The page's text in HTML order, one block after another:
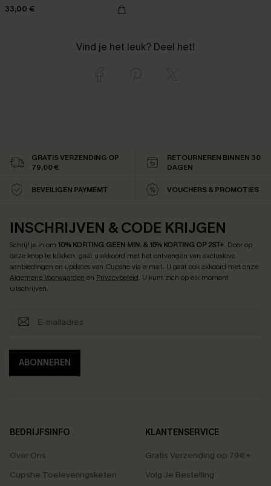
33,00 €
Vind je het leuk? Deel het!
GRATIS VERZENDING OP
79,00 €
RETOURNEREN BINNEN 30
DAGEN
BEVEILIGEN PAYMEMT VOUCHERS & PROMOTIES
INSCHRIJVEN & CODE KRIJGEN
Schrijf je in om 10% KORTING GEEN MIN. & 15% KORTING OP 2ST+. Door op
deze knop te klikken, gaat u akkoord met het ontvangen van exclusieve
aanbiedingen en updates van Cupshe via e-mail. U gaat ook akkoord met onze
Algemene Voorwaarden en Privacybeleid. U kunt zich op elk moment
uitschrijven.
ABONNEREN
BEDRIJFSINFO
Over Ons
Cupshe Toeleveringsketen
KLANTENSERVICE
Gratis Verzending op 79€+
Volg Je Bestelling